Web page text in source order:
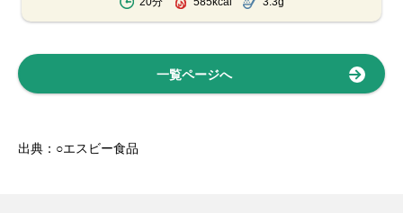
一覧ページへ
出典：○エスビー食品